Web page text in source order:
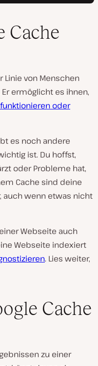
Cache
Linie von Menschen
ermöglicht es ihnen,
oder
es noch andere
ist. Du hoffst,
oder Probleme hat,
Cache sind deine
auch wenn etwas nicht
Webseite auch
Webseite indexiert
. Lies weiter,
Cache
zu einer